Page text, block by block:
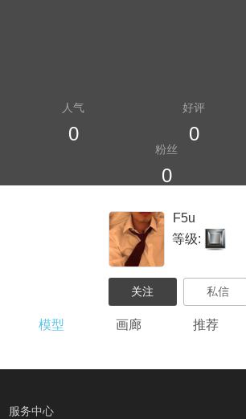
人气
0
好评
0
粉丝
0
⁣ ⁠​​⁣F5u
等级:
模型 画廊 推荐
服务中心